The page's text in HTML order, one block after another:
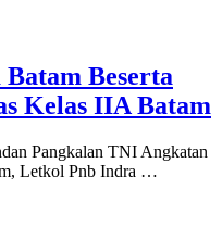
Beserta
Kelas IIA Batam
Pangkalan TNI Angkatan
Letkol Pnb Indra …